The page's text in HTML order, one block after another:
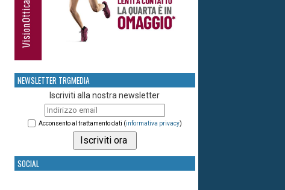
NEWSLETTER TRGMEDIA
Iscriviti alla nostra newsletter
Acconsento al trattamento dati (informativa privacy)
SOCIAL